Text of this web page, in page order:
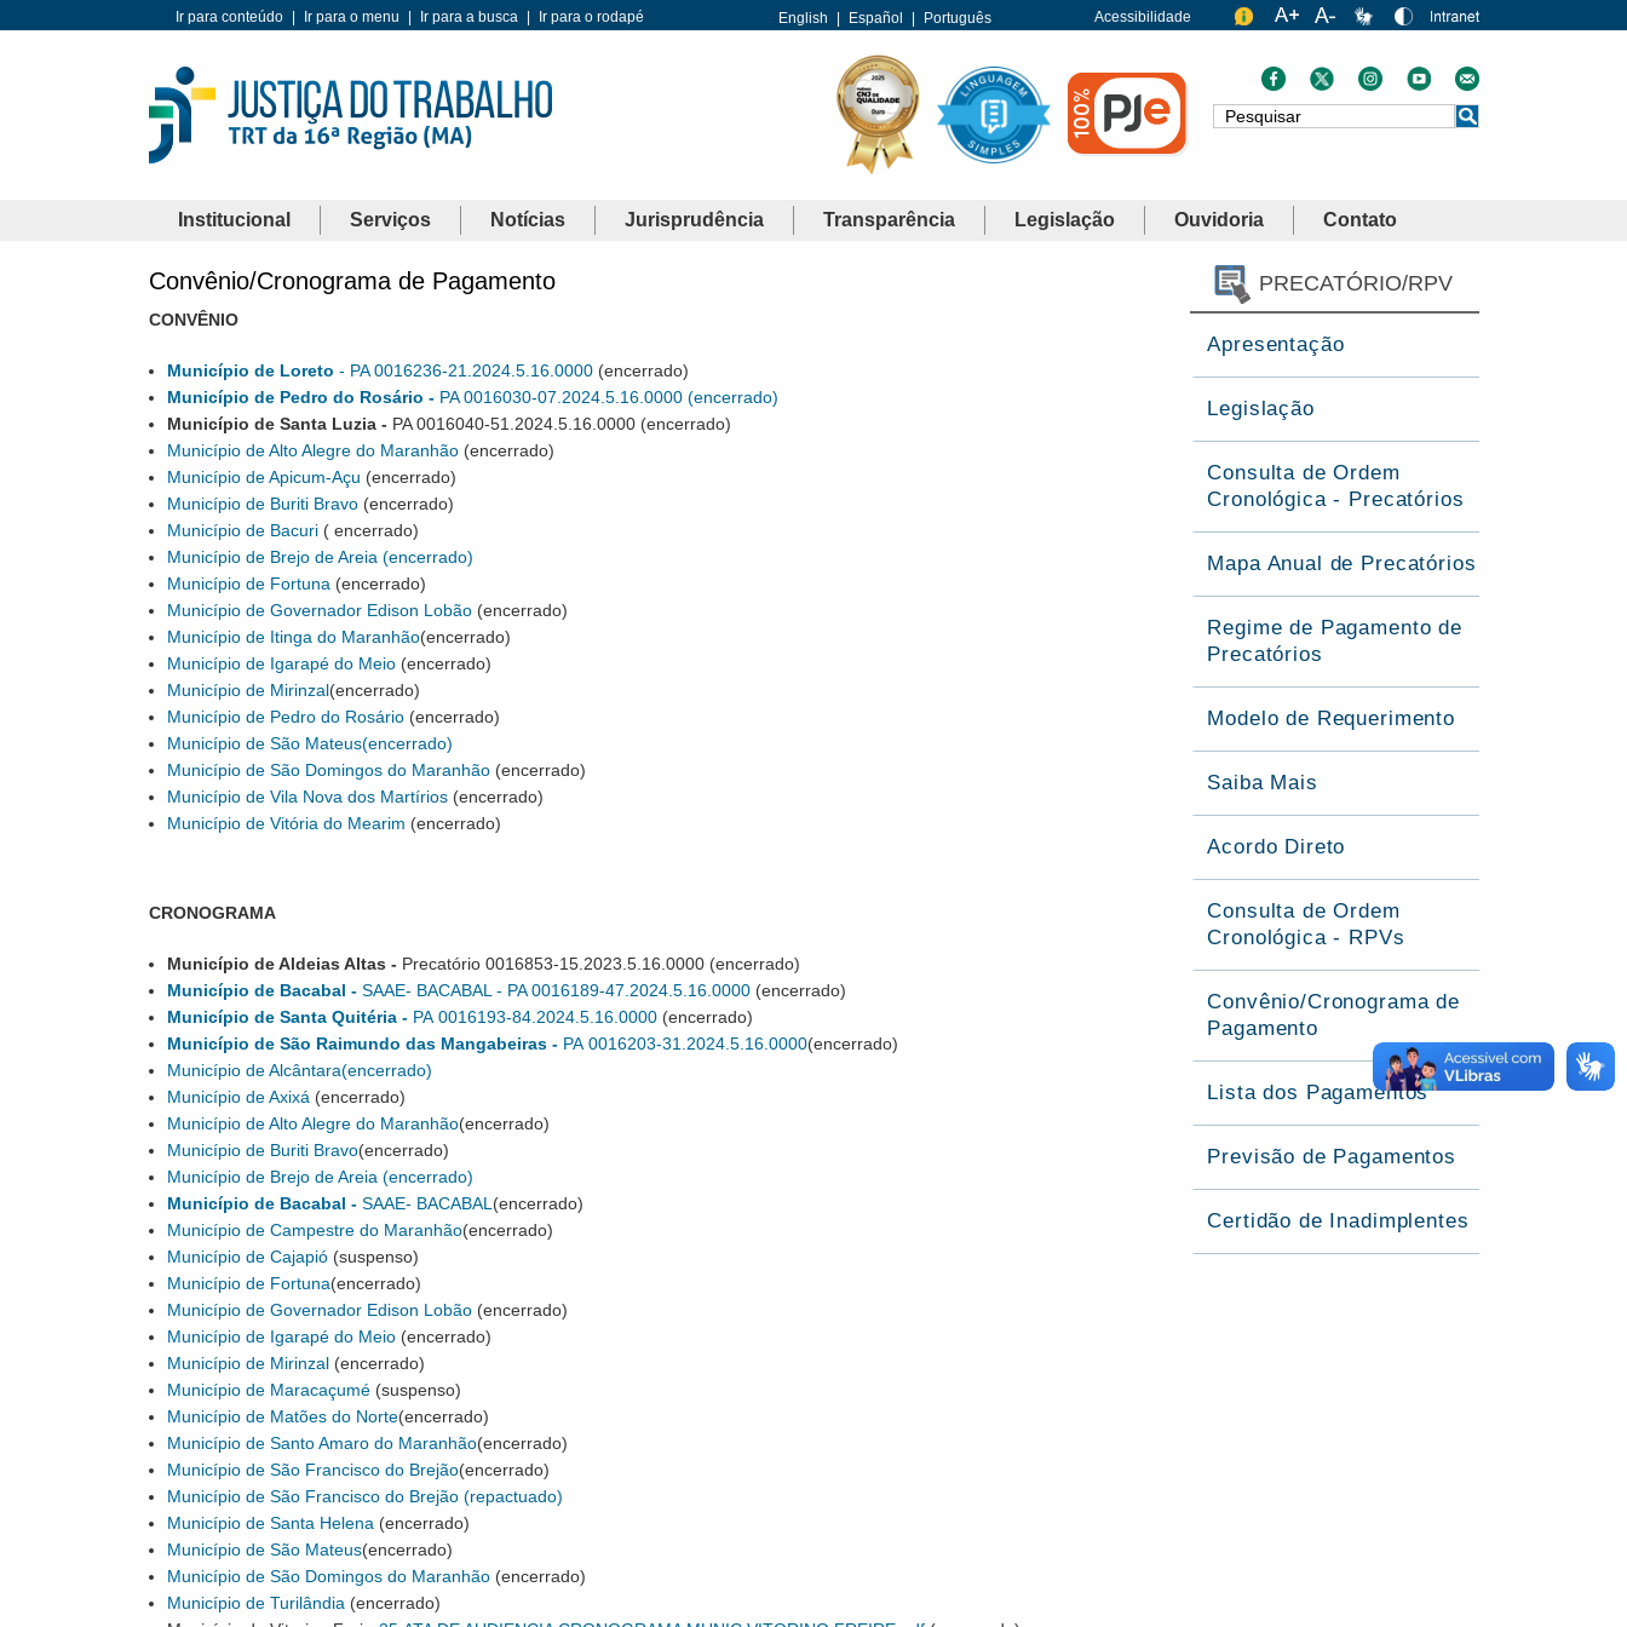
Ir para conteúdo Ir para o menu Ir para a busca Ir para o rodapé English Español Português Acessibilidade
Busca
Institucional Serviços Notícias Jurisprudência Transparência Legislação Ouvidoria Contato
Convênio/Cronograma de Pagamento
CONVÊNIO
Município de Loreto - PA 0016236-21.2024.5.16.0000 (encerrado)
Município de Pedro do Rosário - PA 0016030-07.2024.5.16.0000 (encerrado)
Município de Santa Luzia - PA 0016040-51.2024.5.16.0000 (encerrado)
Município de Alto Alegre do Maranhão(encerrado)
Município de Apicum-Açu (encerrado)
Município de Buriti Bravo(encerrado)
Município de Bacuri( encerrado)
Município de Brejo de Areia (encerrado)
Município de Fortuna (encerrado)
Município de Governador Edison Lobão(encerrado)
Município de Itinga do Maranhão(encerrado)
Município de Igarapé do Meio(encerrado)
Município de Mirinzal(encerrado)
Município de Pedro do Rosário(encerrado)
Município de São Mateus(encerrado)
Município de São Domingos do Maranhão(encerrado)
Município de Vila Nova dos Martírios(encerrado)
Município de Vitória do Mearim (encerrado)
CRONOGRAMA
Município de Aldeias Altas - Precatório 0016853-15.2023.5.16.0000 (encerrado)
Município de Bacabal -SAAE- BACABAL - PA 0016189-47.2024.5.16.0000(encerrado)
Município de Santa Quitéria - PA 0016193-84.2024.5.16.0000(encerrado)
Município de São Raimundo das Mangabeiras -PA 0016203-31.2024.5.16.0000(encerrado)
Município de Alcântara(encerrado)
Município de Axixá (encerrado)
Município de Alto Alegre do Maranhão(encerrado)
Município de Buriti Bravo(encerrado)
Município de Brejo de Areia (encerrado)
Município de Bacabal -SAAE- BACABAL (encerrado)
Município de Campestre do Maranhão(encerrado)
Município de Cajapió(suspenso)
Município de Fortuna(encerrado)
Município de Governador Edison Lobão(encerrado)
Município de Igarapé do Meio(encerrado)
Município de Mirinzal(encerrado)
Município de Maracaçumé(suspenso)
Município de Matões do Norte(encerrado)
Município de Santo Amaro do Maranhão(encerrado)
Município de São Francisco do Brejão(encerrado)
Município de São Francisco do Brejão (repactuado)
Município de Santa Helena (encerrado)
Município de São Mateus(encerrado)
Município de São Domingos do Maranhão(encerrado)
Município de Turilândia (encerrado)
PRECATÓRIO/RPV
Apresentação
Legislação
Consulta de Ordem
Cronológica - Precatórios
Mapa Anual de Precatórios
Regime de Pagamento de
Precatórios
Modelo de Requerimento
Saiba Mais
Acordo Direto
Consulta de Ordem
Cronológica - RPVs
Convênio/Cronograma de
Pagamento
Lista dos Pagamentos
Previsão de Pagamentos
Certidão de Inadimplentes